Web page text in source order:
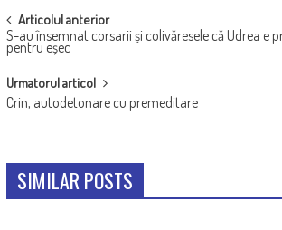
POST
NAVIGATION
Articolul anterior
S-au însemnat corsarii și colivăresele că Udrea e
pentru eșec
Urmatorul articol
Crin, autodetonare cu premeditare
SIMILAR POSTS